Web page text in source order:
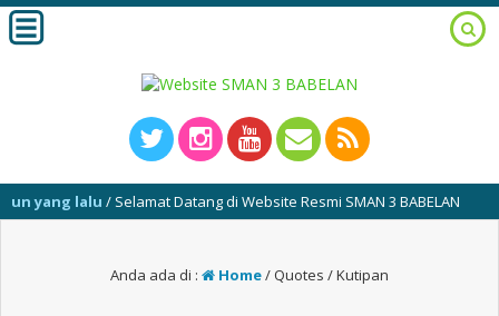
lalu/ Selamat Datang di Website Resmi SMAN 3 BABELAN
Anda ada di : Home/ Quotes / Kutipan